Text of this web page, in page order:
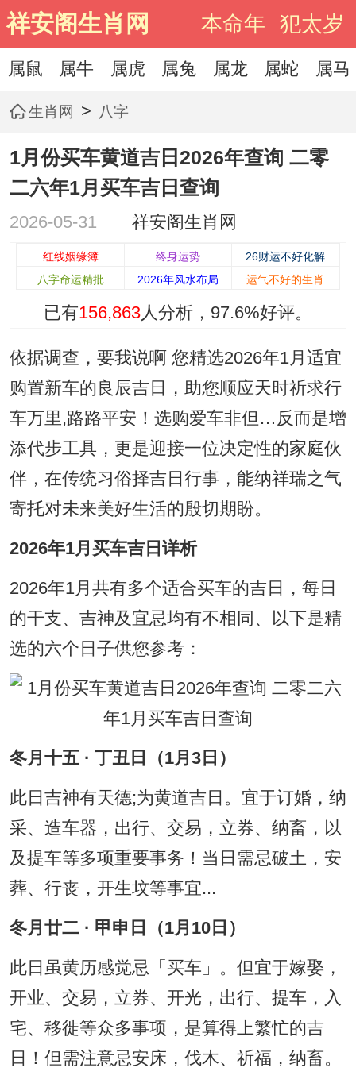
祥安阁生肖网 本命年 犯太岁
属鼠 属牛 属虎 属兔 属龙 属蛇 属马
生肖网 > 八字
1月份买车黄道吉日2026年查询 二零
二六年1月买车吉日查询
2026-05-31 祥安阁生肖网
红线姻缘簿 终身运势
26财运不好化解
八字命运精批
2026年风水布局 运气不好的生肖
已有156,863人分析， 97.6%好评。
依据调查，要我说啊 您精选2026年1月适宜
购置新车的良辰吉日，助您顺应天时祈求行
车万里,路路平安！选购爱车非但…反而是增
添代步工具，更是迎接一位决定性的家庭伙
伴，在传统习俗择吉日行事，能纳祥瑞之气
寄托对未来美好生活的殷切期盼。
2026年1月买车吉日详析
2026年1月共有多个适合买车的吉日，每日
的干支、吉神及宜忌均有不相同、以下是精
选的六个日子供您参考：
冬月十五 · 丁丑日（1月3日）
此日吉神有天德;为黄道吉日。宜于订婚，纳
采、造车器，出行、交易，立券、纳畜，以
及提车等多项重要事务！当日需忌破土，安
葬、行丧，开生坟等事宜...
冬月廿二 · 甲申日（1月10日）
此日虽黄历感觉忌「买车」。但宜于嫁娶，
开业、交易，立券、开光，出行、提车，入
宅、移徙等众多事项，是算得上繁忙的吉
日！但需注意忌安床，伐木、祈福，纳畜。